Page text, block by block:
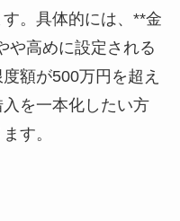
。具体的には、**金
や高めに設定される
額が500万円を超え
を一本化したい方
す。